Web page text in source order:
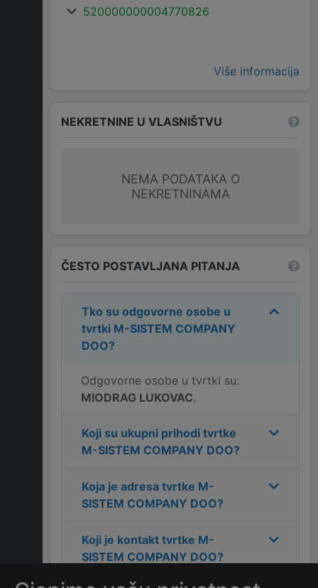
520000000004770826
Više informacija
NEKRETNINE U VLASNIŠTVU
NEMA PODATAKA O
NEKRETNINAMA
ČESTO POSTAVLJANA PITANJA
Tko su odgovorne osobe u
tvrtki M-SISTEM COMPANY
DOO?
Odgovorne osobe u tvrtki su:
MIODRAG LUKOVAC.
Koji su ukupni prihodi tvrtke
M-SISTEM COMPANY DOO?
Koja je adresa tvrtke M-
SISTEM COMPANY DOO?
Koji je kontakt tvrtke M-
SISTEM COMPANY DOO?